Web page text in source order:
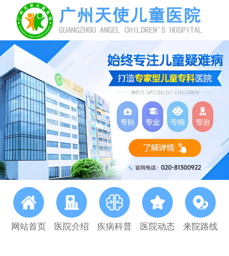
网站首页 医院介绍 疾病科普 医院动态 来院路线